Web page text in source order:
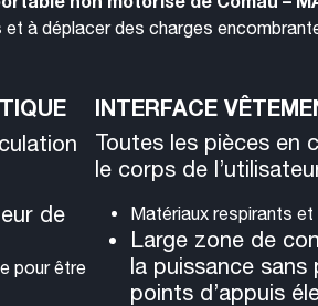
à déplacer des charges
de
pour être
INTERFACE
Toutes les pièces en
le corps de
Matériaux respirants
Large zone de
la puissance sans
points d’appuis